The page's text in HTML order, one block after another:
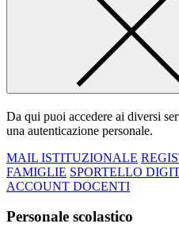
Da qui puoi accedere ai diversi
una autenticazione personale.
MAIL ISTITUZIONALE
FAMIGLIE SPORTELLO
ACCOUNT DOCENTI
Personale scolastico